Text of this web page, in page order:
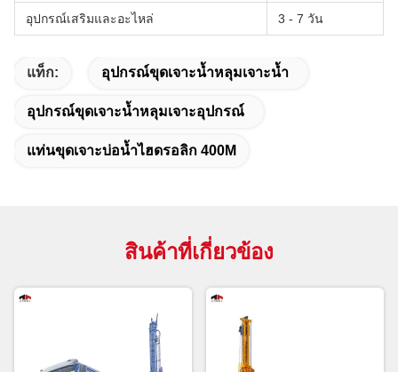
อุปกรณ์เสริมและอะไหล่ 3 - 7 วัน
แท็ก: อุปกรณ์ขุดเจาะน้ำหลุมเจาะน้ำ
อุปกรณ์ขุดเจาะน้ำหลุมเจาะอุปกรณ์
แท่นขุดเจาะบ่อน้ำไฮดรอลิก 400M
สินค้าที่เกี่ยวข้อง